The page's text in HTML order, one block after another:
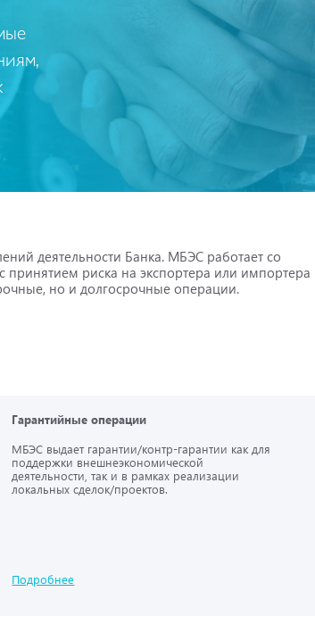
деятельности Банка. МБЭС работает со
риска на экспортера или импортера
но и долгосрочные операции.
Гарантийные операции
МБЭС выдает гарантии/контр-гарантии как для
поддержки внешнеэкономической
деятельности, так и в рамках реализации
локальных сделок/проектов.
Подробнее